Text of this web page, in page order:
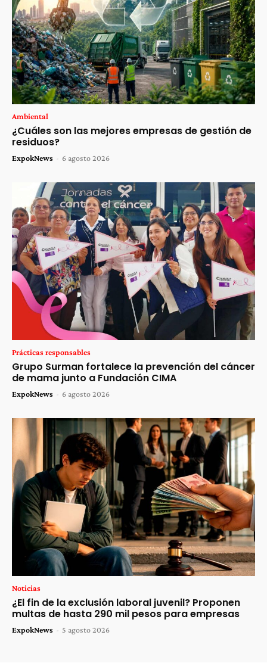
Ambiental
¿Cuáles son las mejores empresas de gestión de
residuos?
ExpokNews - 6 agosto 2026
Prácticas responsables
Grupo Surman fortalece la prevención del cáncer
de mama junto a Fundación CIMA
ExpokNews - 6 agosto 2026
Noticias
¿El fin de la exclusión laboral juvenil? Proponen
multas de hasta 290 mil pesos para empresas
ExpokNews - 5 agosto 2026